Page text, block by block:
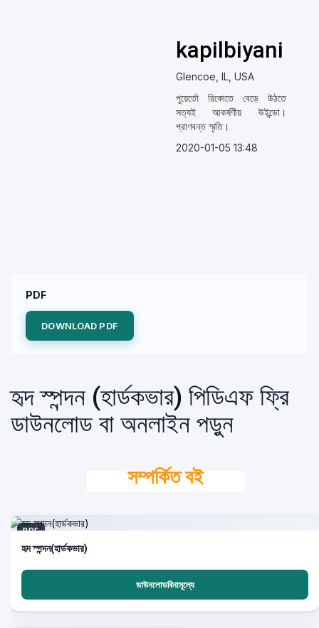
kapilbiyani
Glencoe, IL, USA
পুয়ের্তো রিকোতে বেড়ে উঠতে
সত্যই আকর্ষণীয় উইন্ডো।
প্রাণবন্ত স্মৃতি।
2020-01-05 13:48
PDF
DOWNLOAD PDF
হৃদ স্পন্দন (হার্ডকভার) পিডিএফ ফ্রি
ডাউনলোড বা অনলাইন পড়ুন
সম্পর্কিত বই
PDF
হৃদ স্পন্দন(হার্ডকভার)
ডাউনলোডবিনামূল্যে